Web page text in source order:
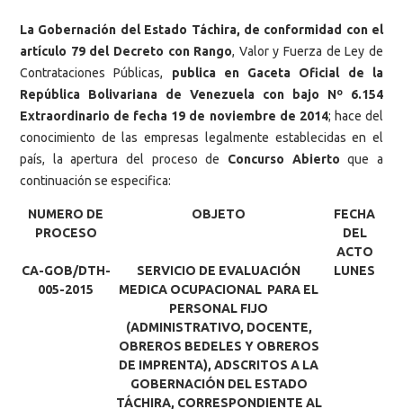
La Gobernación del Estado Táchira, de conformidad con el
artículo 79 del Decreto con Rango, Valor y Fuerza de Ley de
Contrataciones Públicas, publica en Gaceta Oficial de la
República Bolivariana de Venezuela con bajo Nº 6.154
Extraordinario de fecha 19 de noviembre de 2014; hace del
conocimiento de las empresas legalmente establecidas en el
país, la apertura del proceso de Concurso Abierto que a
continuación se especifica:
NUMERO DE
PROCESO
OBJETO
FECHA
DEL
ACTO
CA-GOB/DTH-
005-2015
SERVICIO DE EVALUACIÓN
MEDICA OCUPACIONAL PARA EL
PERSONAL FIJO
(ADMINISTRATIVO, DOCENTE,
OBREROS BEDELES Y OBREROS
DE IMPRENTA), ADSCRITOS A LA
GOBERNACIÓN DEL ESTADO
TÁCHIRA, CORRESPONDIENTE AL
LUNES